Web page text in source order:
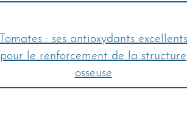
Tomates : ses antioxydants excellents
pour le renforcement de la structure
osseuse